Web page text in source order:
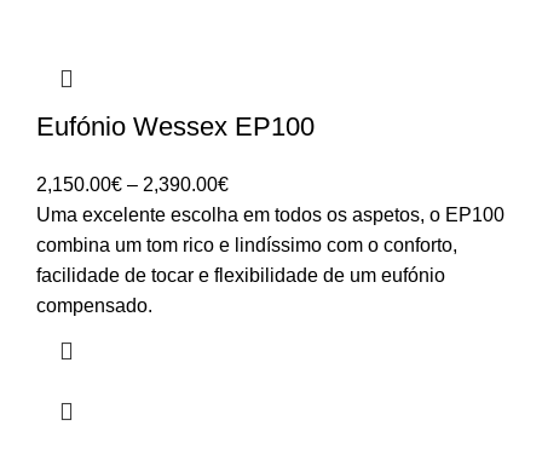
Eufónio Wessex EP100
2,150.00€ – 2,390.00€Price
range:
2,150.00€
through
Uma excelente escolha em todos os aspetos, o EP100
combina um tom rico e lindíssimo com o conforto,
facilidade de tocar e flexibilidade de um eufónio
compensado.